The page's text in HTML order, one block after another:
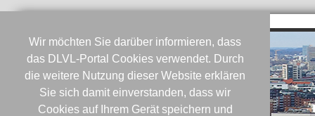
Wir möchten Sie darüber informieren, dass
das DLVL-Portal Cookies verwendet. Durch
die weitere Nutzung dieser Website erklären
Sie sich damit einverstanden, dass wir
Cookies auf Ihrem Gerät speichern und